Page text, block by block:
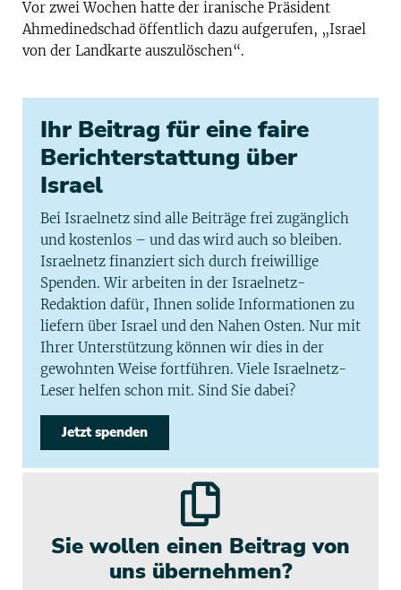
Vor zwei Wochen hatte der iranische Präsident
Ahmedinedschad öffentlich dazu aufgerufen, „Israel
von der Landkarte auszulöschen“.
Ihr Beitrag für eine faire
Berichterstattung über
Israel
Bei Israelnetz sind alle Beiträge frei zugänglich
und kostenlos – und das wird auch so bleiben.
Israelnetz finanziert sich durch freiwillige
Spenden. Wir arbeiten in der Israelnetz-
Redaktion dafür, Ihnen solide Informationen zu
liefern über Israel und den Nahen Osten. Nur mit
Ihrer Unterstützung können wir dies in der
gewohnten Weise fortführen. Viele Israelnetz-
Leser helfen schon mit. Sind Sie dabei?
Jetzt spenden
Sie wollen einen Beitrag von
uns übernehmen?